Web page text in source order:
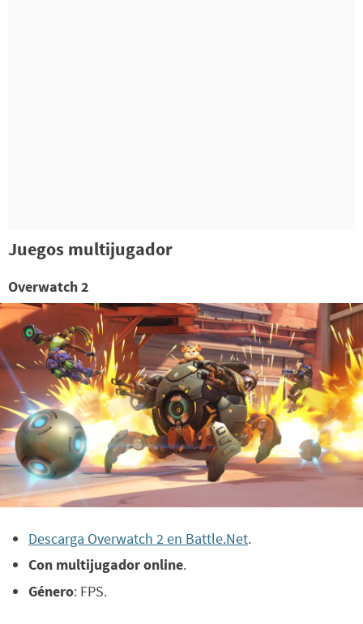
Juegos multijugador
Overwatch 2
Descarga Overwatch 2 en Battle.Net.
Con multijugador online.
Género: FPS.